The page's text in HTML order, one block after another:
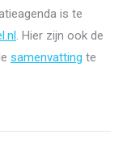
is te
. Hier zijn ook de
samenvatting te